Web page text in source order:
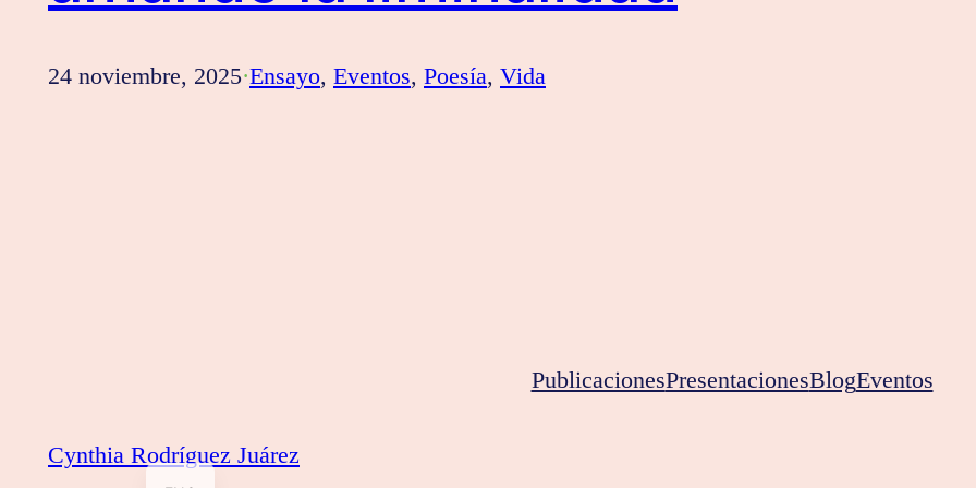
24 noviembre, 2025·Ensayo, Eventos, Poesía, Vida
PublicacionesPresentacionesBlogEventos
Cynthia Rodríguez Juárez